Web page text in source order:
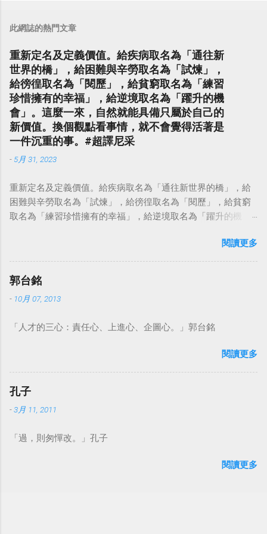
此網誌的熱門文章
重新定名及定義價值。給疾病取名為「通往新
世界的橋」，給困難與辛勞取名為「試煉」，
給徬徨取名為「閱歷」，給貧窮取名為「練習
珍惜擁有的幸福」，給逆境取名為「躍升的機
會」。這麼一來，自然就能具備只屬於自己的
新價值。換個觀點看事情，就不會覺得活著是
一件沉重的事。#超譯尼采
- 5月 31, 2023
重新定名及定義價值。給疾病取名為「通往新世界的橋」，給
困難與辛勞取名為「試煉」，給徬徨取名為「閱歷」，給貧窮
取名為「練習珍惜擁有的幸福」，給逆境取名為「躍升的機
點看事情，就不會覺得活著是一件沉重的事。#超譯尼采 — 中
華名言 - Chinese Quotes (@chinese_quotes) May 23, 2023
閱讀更多
郭台銘
- 10月 07, 2013
「人才的三心：責任心、上進心、企圖心。」郭台銘
閱讀更多
孔子
-3月 11, 2011
「過，則匆憚改。」孔子
閱讀更多